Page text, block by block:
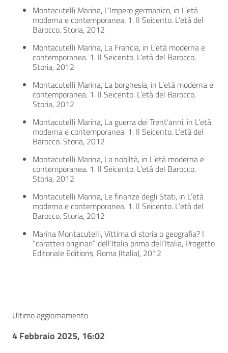
Montacutelli Marina, L’Impero germanico, in L’età
moderna e contemporanea. 1. Il Seicento. L’età del
Barocco. Storia, 2012
Montacutelli Marina, La Francia, in L’età moderna e
contemporanea. 1. Il Seicento. L’età del Barocco.
Storia, 2012
Montacutelli Marina, La borghesia, in L’età moderna e
contemporanea. 1. Il Seicento. L’età del Barocco.
Storia, 2012
Montacutelli Marina, La guerra dei Trent’anni, in L’età
moderna e contemporanea. 1. Il Seicento. L’età del
Barocco. Storia, 2012
Montacutelli Marina, La nobiltà, in L’età moderna e
contemporanea. 1. Il Seicento. L’età del Barocco.
Storia, 2012
Montacutelli Marina, Le finanze degli Stati, in L’età
moderna e contemporanea. 1. Il Seicento. L’età del
Barocco. Storia, 2012
Marina Montacutelli, Vittima di storia o geografia? I
“caratteri originari” dell’Italia prima dell’Italia, Progetto
Editoriale Editions, Roma (Italia), 2012
Ultimo aggiornamento
4 Febbraio 2025, 16:02